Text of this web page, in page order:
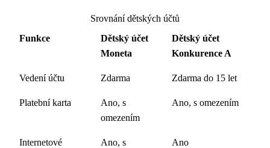
Srovnání dětských účtů
Funkce
Dětský účet
Moneta
Dětský účet
Konkurence A
Vedení účtu Zdarma Zdarma do 15 let
Platební karta
Ano, s
omezením
Ano, s omezením
Internetové
Ano, s
Ano